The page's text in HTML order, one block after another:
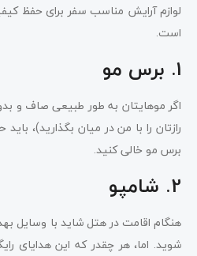
لوازم آرایش مناسب سفر برای حفظ
است.
1. برس مو
اگر موهایتان به طور طبیعی صاف و
رازتان را با من در میان بگذارید)،
برس مو خالی کنید.
2. شامپو
هنگام اقامت در هتل شاید با وسایل
شوید. اما، هر چقدر که این هدایای